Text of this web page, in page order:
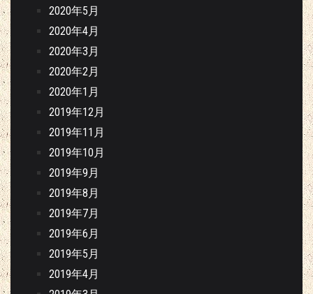
2020年5月
2020年4月
2020年3月
2020年2月
2020年1月
2019年12月
2019年11月
2019年10月
2019年9月
2019年8月
2019年7月
2019年6月
2019年5月
2019年4月